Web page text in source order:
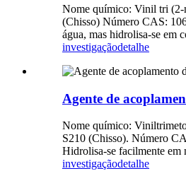
Nome químico: Vinil tri
(Chisso) Número CAS:
água, mas hidrolisa-se em
investigaçãodetalhe
Agente de
Nome químico:
S210 (Chisso). Número
Hidrolisa-se facilmente em
investigaçãodetalhe